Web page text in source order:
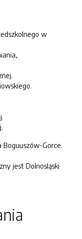
w
Boguuszów-Gorce.
jest Dolnosląski